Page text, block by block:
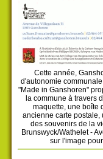
Cette année,
d'autonomie
"Made in Ganshoren"
la commune à travers
maquette, une boîte
ancienne carte postale,
des souvenirs de la
Brunswyck/Wathelet -
sur l'image